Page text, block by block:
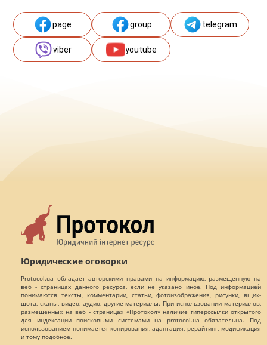
page group telegram
viber youtube
Юридические оговорки
Protocol.ua обладает авторскими правами на информацию, размещенную на
веб - страницах данного ресурса, если не указано иное. Под информацией
понимаются тексты, комментарии, статьи, фотоизображения, рисунки, ящик-
шота, сканы, видео, аудио, другие материалы. При использовании материалов,
размещенных на веб - страницах «Протокол» наличие гиперссылки открытого
для индексации поисковыми системами на protocol.ua обязательна. Под
использованием понимается копирования, адаптация, рерайтинг, модификация
и тому подобное.